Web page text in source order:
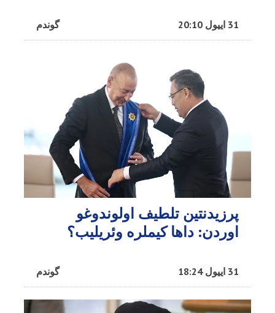
گوندم 31 اییول 20:10
پرزیدنتین تلطیف اولوندوغو
اوردن: داها کیملره وئریلیب؟
گوندم 31 اییول 18:24